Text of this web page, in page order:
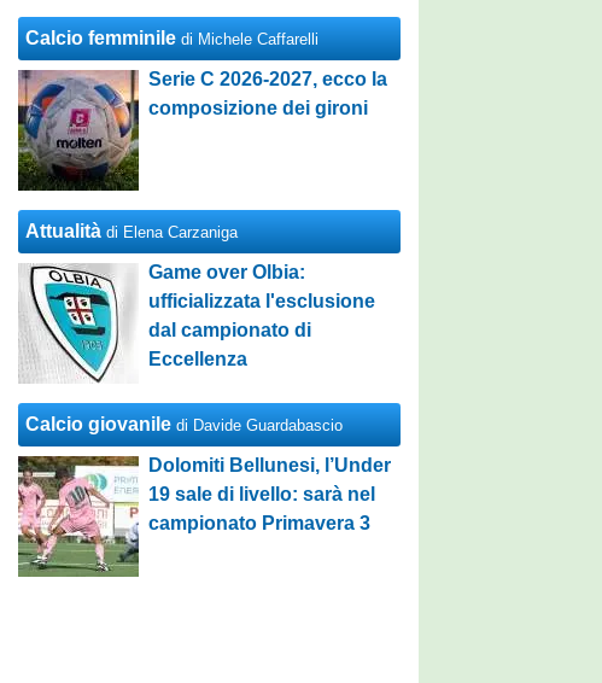
Calcio femminile di Michele Caffarelli
Serie C 2026-2027, ecco la
composizione dei gironi
Attualità di Elena Carzaniga
Game over Olbia:
ufficializzata l'esclusione
dal campionato di
Eccellenza
Calcio giovanile di Davide Guardabascio
Dolomiti Bellunesi, l’Under
19 sale di livello: sarà nel
campionato Primavera 3